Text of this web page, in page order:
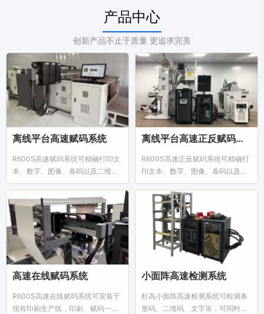
产品中心
创新产品不止于质量 更追求完美
离线平台高速赋码系统
R600S高速赋码系统可精确打印文
本、数字、图像、条码以及二维码
等可变信息。广泛应用于烟包、药
包、食品包装等等可变数据喷印。
离线平台高速正反赋码系统
R600S高速正反赋码系统可精确打
印文本、数字、图像、条码以及二
维码等可变信息。广泛应用于食品
包装外码、内码等等可变数据喷
印。
高速在线赋码系统
R600S高速在线赋码系统可安装于
现有印刷生产线，印刷、赋码一步
小面阵高速检测系统
杜高小面阵高速检测系统可检测条
形码、二维码、文字等，可同时识